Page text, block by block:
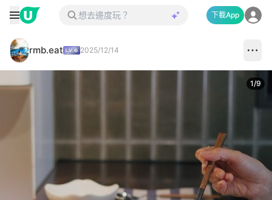
下載App
rmb.eat 2025/12/14
1/9